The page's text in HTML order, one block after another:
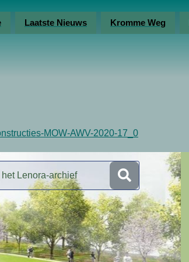
Laatste Nieuws Kromme Weg
MOW-AWV-2020-17_0